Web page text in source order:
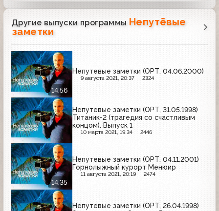
Другие выпуски программы Непутёвые
заметки
14:56
Непутевые заметки (ОРТ, 04.06.2000)
9 августа 2021, 20:37 2324
Непутевые заметки (ОРТ, 31.05.1998)
Титаник-2 (трагедия со счастливым
концом). Выпуск 1
10 марта 2021, 19:34 2446
14:35
Непутевые заметки (ОРТ, 04.11.2001)
Горнолыжный курорт Менюир
11 августа 2021, 20:19 2474
Непутевые заметки (ОРТ, 26.04.1998)